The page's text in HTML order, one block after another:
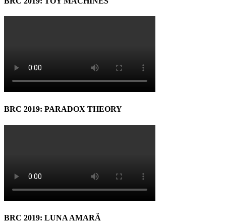
BRC 2019: PARADOX THEORY
BRC 2019: LUNA AMARĂ